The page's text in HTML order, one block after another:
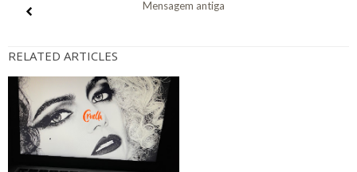
Mensagem antiga
RELATED ARTICLES